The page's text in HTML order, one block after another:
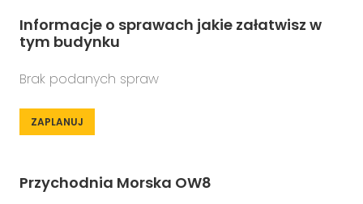
Informacje o sprawach jakie załatwisz w
tym budynku
Brak podanych spraw
ZAPLANUJ
Przychodnia Morska OW8